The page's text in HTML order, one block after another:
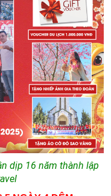
dịp 16 năm thành lập